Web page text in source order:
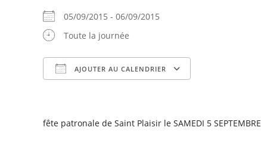
05/09/2015 - 06/09/2015
Toute la journée
AJOUTER AU CALENDRIER
fête patronale de Saint Plaisir le SAMEDI 5 SEPTEMBRE